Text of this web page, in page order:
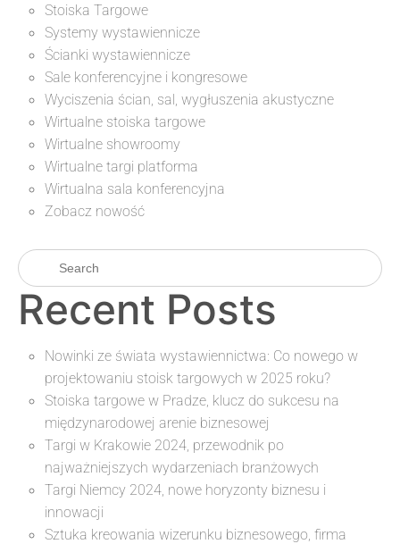
Stoiska Targowe
Systemy wystawiennicze
Ścianki wystawiennicze
Sale konferencyjne i kongresowe
Wyciszenia ścian, sal, wygłuszenia akustyczne
Wirtualne stoiska targowe
Wirtualne showroomy
Wirtualne targi platforma
Wirtualna sala konferencyjna
Zobacz nowość
Recent Posts
Nowinki ze świata wystawiennictwa: Co nowego w
projektowaniu stoisk targowych w 2025 roku?
Stoiska targowe w Pradze, klucz do sukcesu na
międzynarodowej arenie biznesowej
Targi w Krakowie 2024, przewodnik po
najważniejszych wydarzeniach branżowych
Targi Niemcy 2024, nowe horyzonty biznesu i
innowacji
Sztuka kreowania wizerunku biznesowego, firma